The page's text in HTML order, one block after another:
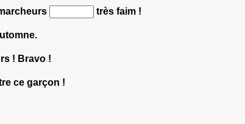
très faim !
! Bravo !
ce garçon !